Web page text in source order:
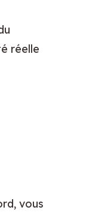
réelle
vous